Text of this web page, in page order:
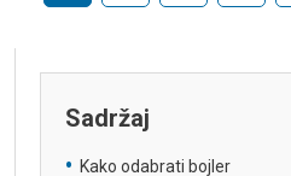
Sadržaj
Kako odabrati bojler